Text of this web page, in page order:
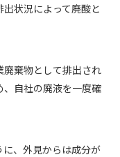
状況によって廃酸と
廃棄物として排出され
自社の廃液を一度確
、外見からは成分が